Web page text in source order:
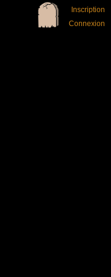
Inscription
Connexion